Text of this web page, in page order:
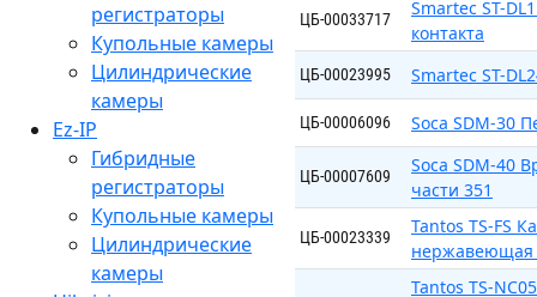
регистраторы
Купольные камеры
Цилиндрические
камеры
Ez-IP
Гибридные
регистраторы
Купольные камеры
Цилиндрические
камеры
ЦБ-00033717
Smartec ST-
контакта
ЦБ-00023995 Smartec ST-
ЦБ-00006096 Soca SDM-30
ЦБ-00007609
Soca SDM-40
части 351
ЦБ-00023339
Tantos TS-FS
нержавеющая
Tantos TS-